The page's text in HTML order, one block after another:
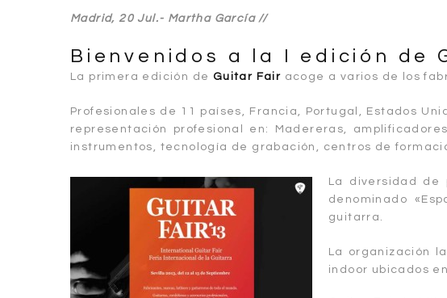
Madrid, 20 Jul.- Martha García //
Bienvenidos a la I edición de
La primera edición de Guitar Fair acoge a varios de los
Profesionales de 11 países, Francia, Portugal, Estados
representación profesional en: Madereras,
instrumentos, tecnología de grabación, centros de
La diversidad de
denominado
guitarra.
La organización
indoor ubicados